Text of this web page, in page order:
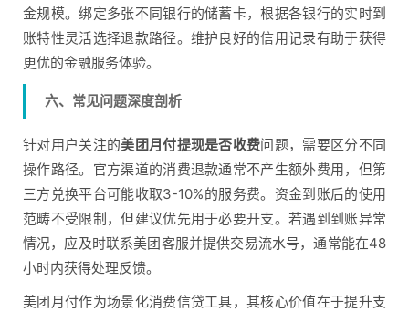
金规模。绑定多张不同银行的储蓄卡，根据各银行的实时到
账特性灵活选择退款路径。维护良好的信用记录有助于获得
更优的金融服务体验。
六、常见问题深度剖析
针对用户关注的美团月付提现是否收费问题，需要区分不同
操作路径。官方渠道的消费退款通常不产生额外费用，但第
三方兑换平台可能收取3-10%的服务费。资金到账后的使用
范畴不受限制，但建议优先用于必要开支。若遇到到账异常
情况，应及时联系美团客服并提供交易流水号，通常能在48
小时内获得处理反馈。
美团月付作为场景化消费信贷工具，其核心价值在于提升支